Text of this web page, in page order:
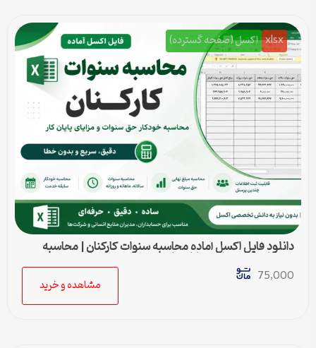
xlsx اکسل (صفحه گسترده)
دانلود فایل اکسل آماده محاسبه سنوات کارکنان | محاسبه
خودکار حق سنوات و پایان کار
75,000
مشاهده و خرید